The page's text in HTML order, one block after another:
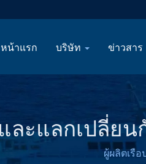
หน้าแรก บริษัท ข่าวสาร
ละแลกเปลี่ยน
ผู้ผลิตเรือ